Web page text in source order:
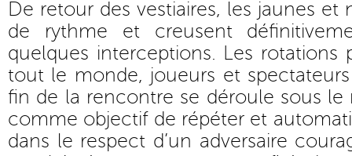
De retour des vestiaires, les jaunes et
de rythme et creusent
quelques interceptions. Les rotations
tout le monde, joueurs et
fin de la rencontre se déroule sous
comme objectif de répéter et
dans le respect d’un adversaire